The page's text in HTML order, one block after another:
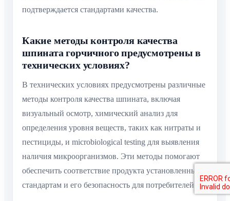
подтверждается стандартами качества.
Какие методы контроля качества
шпината горчичного предусмотрены в
технических условиях?
В технических условиях предусмотрены различные
методы контроля качества шпината, включая
визуальный осмотр, химический анализ для
определения уровня веществ, таких как нитраты и
пестициды, и microbiological testing для выявления
наличия микроорганизмов. Эти методы помогают
обеспечить соответствие продукта установленным
стандартам и его безопасность для потребителей.